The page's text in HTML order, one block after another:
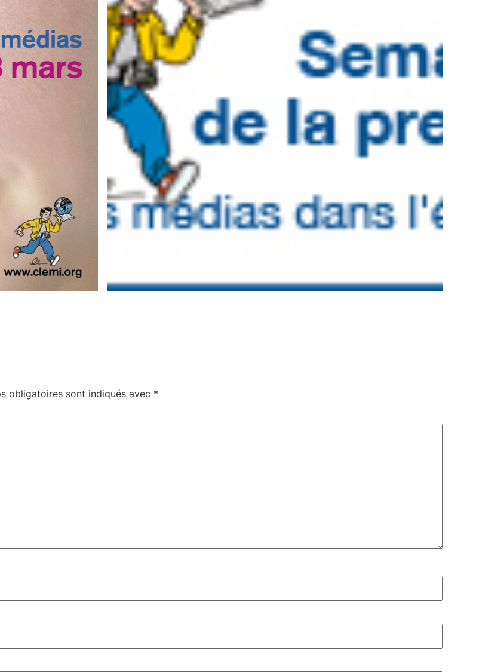
obligatoires sont indiqués avec *